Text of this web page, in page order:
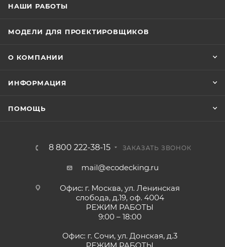
НАШИ РАБОТЫ
МОДЕЛИ ДЛЯ ПРОЕКТИРОВЩИКОВ
О КОМПАНИИ
ИНФОРМАЦИЯ
ПОМОЩЬ
8 800 222-38-15 ЗАКАЗАТЬ ЗВОНОК
mail@ecodecking.ru
Офис: г. Москва, ул. Ленинская
слобода, д.19, оф. 4004
РЕЖИМ РАБОТЫ
9:00 – 18:00
Офис: г. Сочи, ул. Донская, д.3